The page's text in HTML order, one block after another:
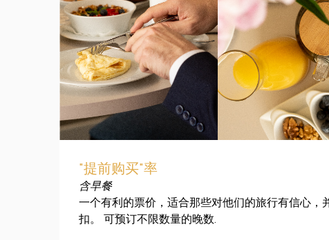
"提前购买"率
含早餐
一个有利的票价，适合那些对他们的旅行有信心，
扣。 可预订不限数量的晚数.